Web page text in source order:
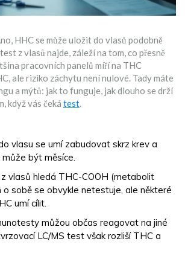
HHC se může uložit do vlasů podobně
z vlasů najde, záleží na tom, co přesně
pracovních panelů míří na THC
ale riziko záchytu není nulové. Tady máte
a mýtů: jak to funguje, jak dlouho se drží
když vás čeká test.
vlasu se umí zabudovat skrz krev a
být měsíce.
vlasů hledá THC-COOH (metabolit
o sobě se obvykle netestuje, ale některé
umí cílit.
můžou občas reagovat na jiné
LC/MS test však rozliší THC a